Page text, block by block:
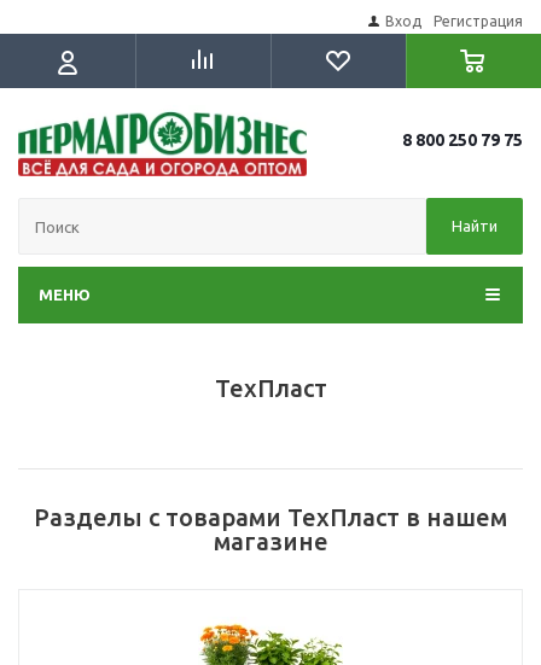
Вход Регистрация
8 800 250 79 75
Найти
МЕНЮ
ТехПласт
Разделы с товарами ТехПласт в нашем
магазине